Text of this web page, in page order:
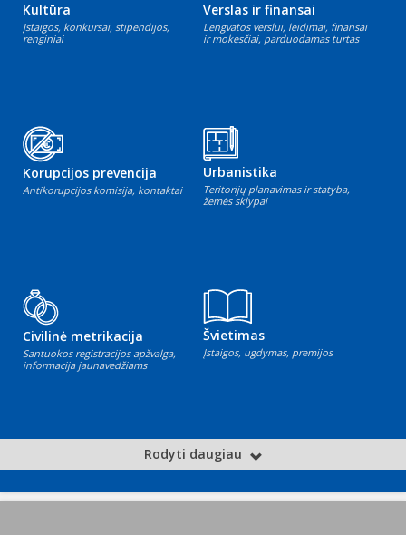
Kultūra
Įstaigos, konkursai, stipendijos,
renginiai
Verslas ir finansai
Lengvatos verslui, leidimai, finansai
ir mokesčiai, parduodamas turtas
Korupcijos prevencija
Antikorupcijos komisija, kontaktai
Urbanistika
Teritorijų planavimas ir statyba,
žemės sklypai
Civilinė metrikacija
Santuokos registracijos apžvalga,
informacija jaunavedžiams
Švietimas
Įstaigos, ugdymas, premijos
Rodyti daugiau